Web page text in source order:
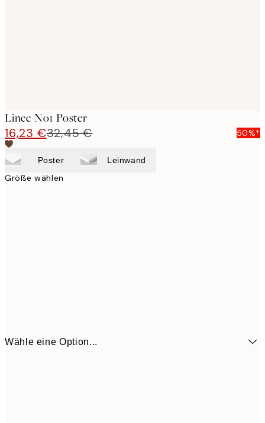
Linee No1 Poster
16,23 €32,45 € 50%*
Poster Leinwand
Größe wählen
Wähle eine Option...